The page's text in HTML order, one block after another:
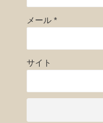
メール *
サイト